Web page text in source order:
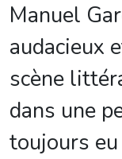
Manuel
audacieux
scène
dans une
toujours